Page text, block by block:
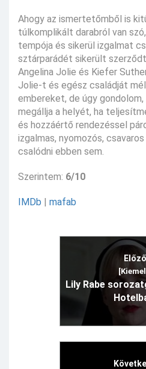
Ahogy az ismertetőmből is
túlkomplikált darabról van
tempója és sikerül izgalmat
sztárparádét sikerült
Angelina Jolie és Kiefer
Jolie-t és egész családját
embereket, de úgy
megállja a helyét, ha
és hozzáértő rendezéssel
izgalmas, nyomozós,
csalódni ebben sem.
Szerintem: 6/10
IMDb | mafab
Előző
Lily Rabe